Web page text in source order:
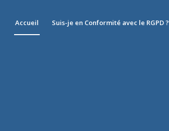
Accueil Suis-je en Conformité avec le RGPD ?